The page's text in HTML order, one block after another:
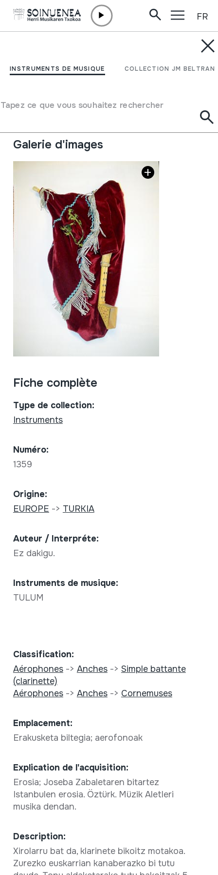
INSTRUMENTS DE MUSIQUE COLLECTION JM BELTRAN
Tapez ce que vous souhaitez rechercher
FR
TULUM
Type d'instrument de musique
Aérophones
Galerie d'images
Fiche complète
Type de collection:
Instruments
Numéro:
1359
Origine:
EUROPE -> TURKIA
Auteur / Interpréte:
Ez dakigu.
Instruments de musique:
TULUM
Classification:
Aérophones-> Anches-> Simple battante
(clarinette)
Aérophones-> Anches-> Cornemuses
Emplacement:
Erakusketa biltegia; aerofonoak
Explication de l'acquisition:
Erosia; Joseba Zabaletaren bitartez
Istanbulen erosia. Öztürk. Müzik Aletleri
musika dendan.
Description:
Xirolarru bat da, klarinete bikoitz motakoa.
Zurezko euskarrian kanaberazko bi tutu